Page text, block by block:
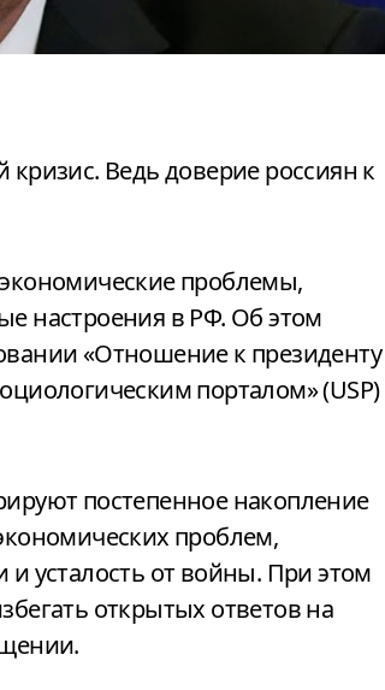
кризис. Ведь доверие россиян к
настроения в РФ. Об этом
«Отношение к президенту
порталом» (USP)
постепенное накопление
проблем,
усталость от войны. При этом
открытых ответов на